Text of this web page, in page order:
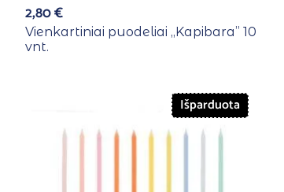
2,80€
Vienkartiniai puodeliai ,,Kapibara” 10
vnt.
Išparduota